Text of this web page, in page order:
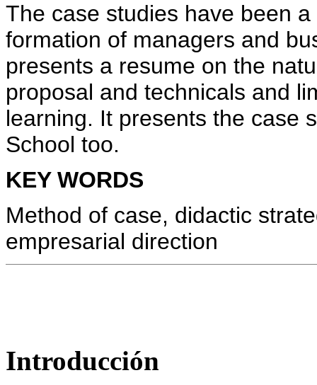
The case studies have been
formation of managers and
presents a resume on the
proposal and technicals and
learning. It presents the case
School too.
KEY WORDS
Method of case, didactic
empresarial direction
Introducción